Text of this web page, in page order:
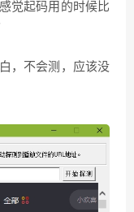
觉起码用的时候比
，不会测，应该没